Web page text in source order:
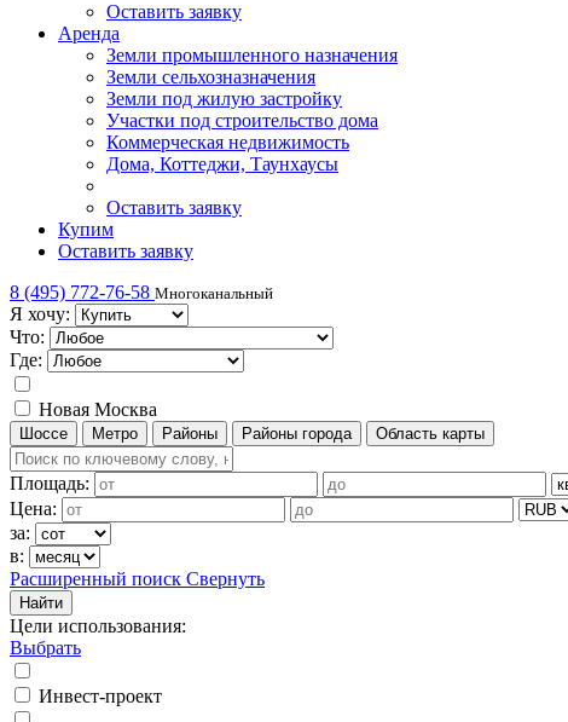
Оставить заявку
Аренда
Земли промышленного назначения
Земли сельхозназначения
Земли под жилую застройку
Участки под строительство дома
Коммерческая недвижимость
Дома, Коттеджи, Таунхаусы
Оставить заявку
Купим
Оставить заявку
8 (495) 772-76-58 Многоканальный
Я хочу:
Что:
Где:
Новая Москва
Шоссе Метро Районы Районы города Область карты
Площадь:
Цена:
за:
в:
Расширенный поиск Свернуть
Найти
Цели использования:
Выбрать
Инвест-проект